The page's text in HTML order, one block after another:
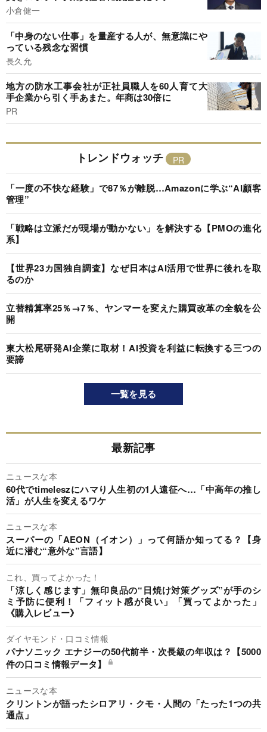
小倉健一
「中身のない仕事」を量産する人が、無意識にや
っている残念な習慣
長久允
地方の防水工事会社が正社員職人を60人育て大
手企業から引く手あまた。年商は30倍に
PR
トレンドウォッチ
「一度の不快な経験」で87％が離脱…Amazonに学ぶ“AI顧客
管理”
「戦略は立派だが現場が動かない」を解決する【PMOの進化
系】
【世界23カ国独自調査】なぜ日本はAI活用で世界に後れを取
るのか
立替精算率25％→7％、ヤンマーを変えた購買改革の全貌を公
開
東大松尾研発AI企業に取材！AI投資を利益に転換する三つの
要諦
一覧を見る
最新記事
ニュースな本
60代でtimeleszにハマり人生初の1人遠征へ…「中高年の推し
活」が人生を変えるワケ
ニュースな本
スーパーの「AEON（イオン）」って何語か知ってる？【身
近に潜む“意外な”言語】
これ、買ってよかった！
「涼しく感じます」無印良品の“日焼け対策グッズ”が手のシ
ミ予防に便利！「フィット感が良い」「買ってよかった」
《購入レビュー》
ダイヤモンド・口コミ情報
パナソニック エナジーの50代前半・次長級の年収は？【5000
件の口コミ情報データ】
ニュースな本
クリントンが語ったシロアリ・クモ・人間の「たった1つの共
通点」